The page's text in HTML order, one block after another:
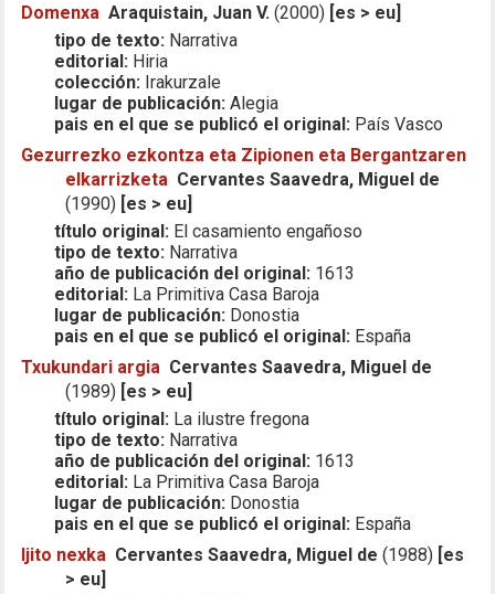
Domenxa Araquistain, Juan V. (2000) [es > eu]
tipo de texto: Narrativa
editorial: Hiria
colección: Irakurzale
lugar de publicación: Alegia
pais en el que se publicó el original: País Vasco
Gezurrezko ezkontza eta Zipionen eta Bergantzaren
elkarrizketa Cervantes Saavedra, Miguel de
(1990) [es > eu]
título original: El casamiento engañoso
tipo de texto: Narrativa
año de publicación del original: 1613
editorial: La Primitiva Casa Baroja
lugar de publicación: Donostia
pais en el que se publicó el original: España
Txukundari argia Cervantes Saavedra, Miguel de
(1989) [es > eu]
título original: La ilustre fregona
tipo de texto: Narrativa
año de publicación del original: 1613
editorial: La Primitiva Casa Baroja
lugar de publicación: Donostia
pais en el que se publicó el original: España
Ijito nexka Cervantes Saavedra, Miguel de (1988) [es
> eu]